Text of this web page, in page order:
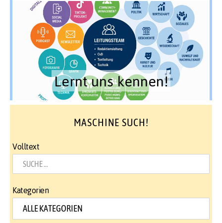
Lernt uns kennen!
MASCHINE SUCH!
Volltext
Kategorien